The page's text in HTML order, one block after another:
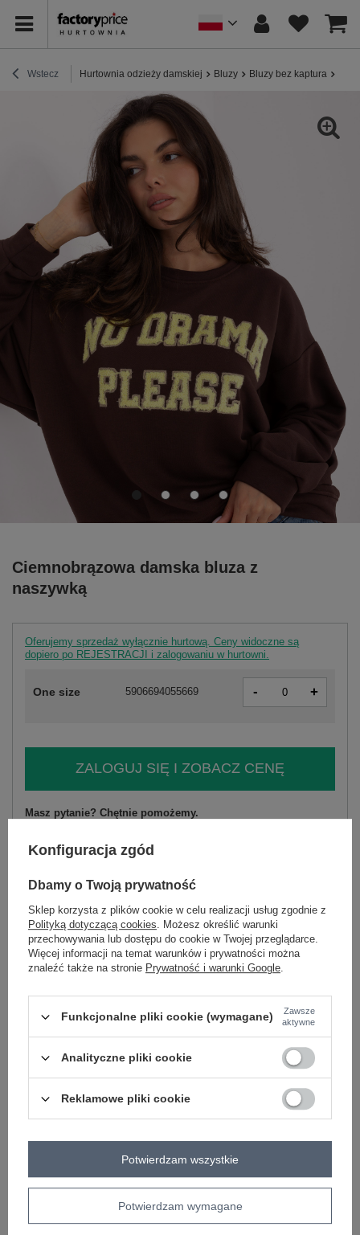
Wstecz Hurtownia odzieży damskiej Bluzy Bluzy bez kaptura
Ciemnobrązowa damska bluza z
naszywką
Oferujemy sprzedaż wyłącznie hurtową. Ceny widoczne są
dopiero po REJESTRACJI i zalogowaniu w hurtowni.
One size 5906694055669 - +
ZALOGUJ SIĘ I ZOBACZ CENĘ
Masz pytanie? Chętnie pomożemy.
modal, 7% elastan
sposób prania : pranie w pralce w 30°C
Kod produktu
IT-BL-H2454.50
Marka
MOOIJ
okazja
codzienne
napisy aplikacja
materiał
wiskoza
44% wiskoza 29% poliester
20% modal
Konfiguracja zgód
Dbamy o Twoją prywatność
Sklep korzysta z plików cookie w celu realizacji usług zgodnie z
Polityką dotyczącą cookies. Możesz określić warunki
przechowywania lub dostępu do cookie w Twojej przeglądarce.
Więcej informacji na temat warunków i prywatności można
znaleźć także na stronie Prywatność i warunki Google.
Funkcjonalne pliki cookie (wymagane)
Zawsze
aktywne
Analityczne pliki cookie
Reklamowe pliki cookie
Potwierdzam wymagane
Potwierdzam wszystkie